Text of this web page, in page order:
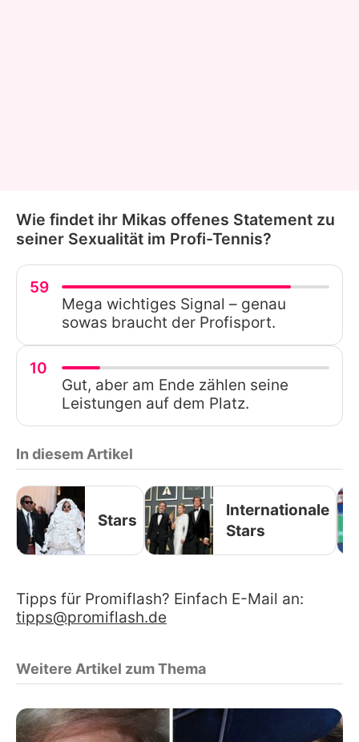
Wie findet ihr Mikas offenes Statement zu
seiner Sexualität im Profi-Tennis?
59
Mega wichtiges Signal – genau
sowas braucht der Profisport.
10
Gut, aber am Ende zählen seine
Leistungen auf dem Platz.
In diesem Artikel
Stars
Internationale
Stars
Tipps für Promiflash? Einfach E-Mail an:
tipps@promiflash.de
Weitere Artikel zum Thema